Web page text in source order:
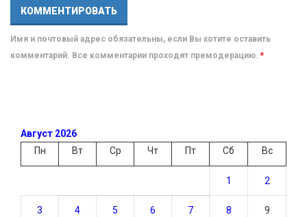
Имя и почтовый адрес обязательны, если Вы хотите оставить
комментарий. Все комментарии проходят премодерацию. *
Август 2026
Пн
Вт Ср Чт Пт Сб Вс
1 2
3 4 5 6 7 8 9